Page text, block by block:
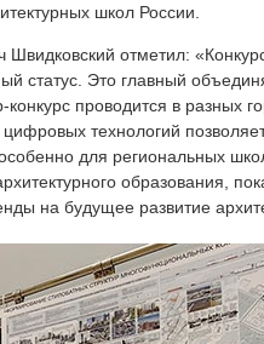
школ России.
отметил:
статус. Это главный
проводится в разных
технологий
для региональных
образования,
на будущее развитие